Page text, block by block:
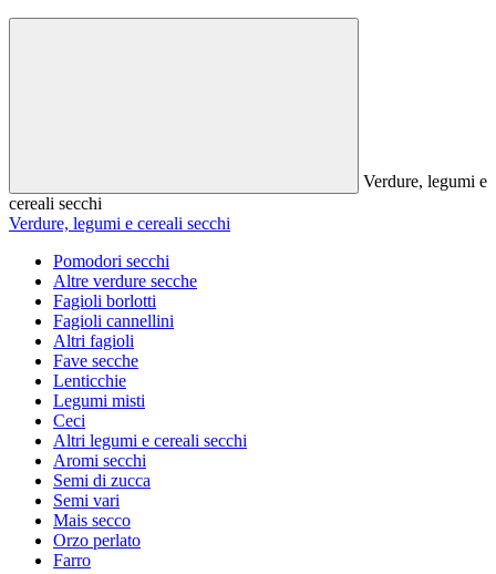
Verdure, legumi e
cereali secchi
Verdure, legumi e cereali secchi
Pomodori secchi
Altre verdure secche
Fagioli borlotti
Fagioli cannellini
Altri fagioli
Fave secche
Lenticchie
Legumi misti
Ceci
Altri legumi e cereali secchi
Aromi secchi
Semi di zucca
Semi vari
Mais secco
Orzo perlato
Farro